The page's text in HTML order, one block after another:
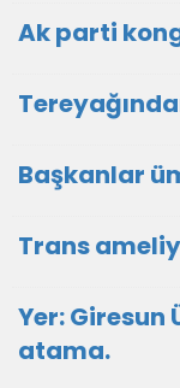
Ak parti
Başkanlar
Trans
Yer: Giresun
atama.